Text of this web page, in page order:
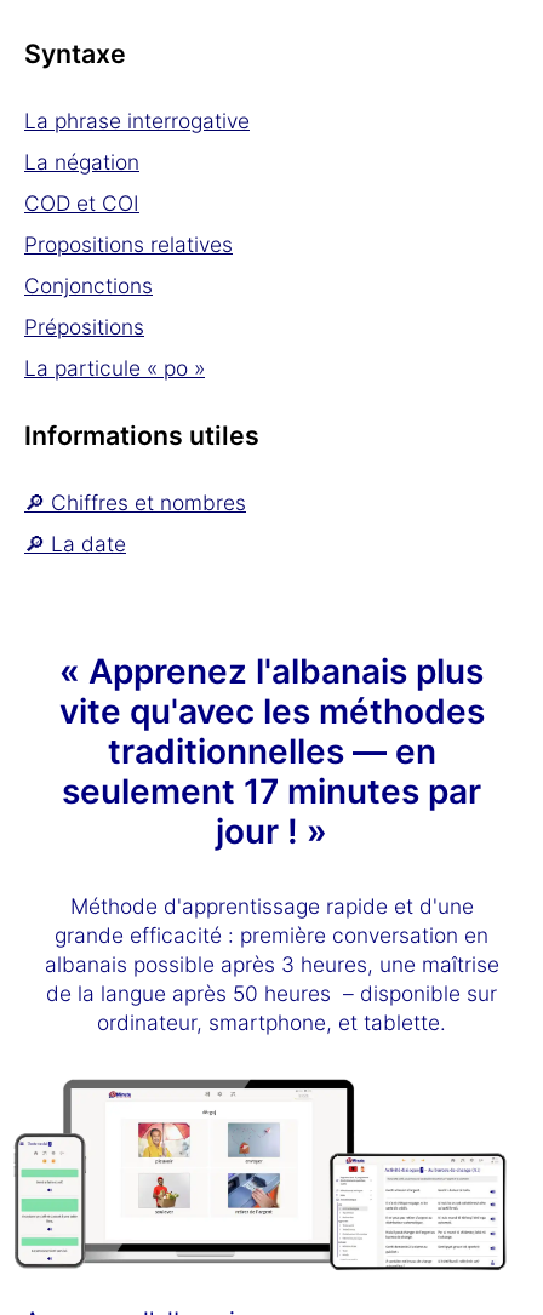
Syntaxe
La phrase interrogative
La négation
COD et COI
Propositions relatives
Conjonctions
Prépositions
La particule « po »
Informations utiles
🔎 Chiffres et nombres
🔎 La date
« Apprenez l'albanais plus
vite qu'avec les méthodes
traditionnelles — en
seulement 17 minutes par
jour ! »
Méthode d'apprentissage rapide et d'une
grande efficacité : première conversation en
albanais possible après 3 heures, une maîtrise
de la langue après 50 heures – disponible sur
ordinateur, smartphone, et tablette.